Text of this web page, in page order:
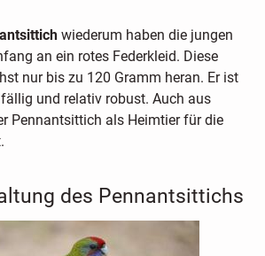
wiederum haben die jungen
an ein rotes Federkleid. Diese
nur bis zu 120 Gramm heran. Er ist
und relativ robust. Auch aus
Pennantsittich als Heimtier für die
des Pennantsittichs